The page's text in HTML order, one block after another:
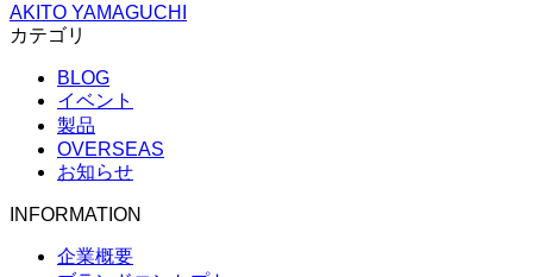
AKITO YAMAGUCHI
カテゴリ
BLOG
イベント
製品
OVERSEAS
お知らせ
INFORMATION
企業概要